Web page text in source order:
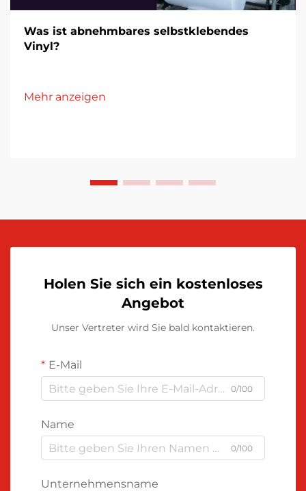
Was ist abnehmbares selbstklebendes
Vinyl?
Mehr anzeigen
Holen Sie sich ein kostenloses
Angebot
Unser Vertreter wird Sie bald kontaktieren.
E-Mail
0/100
Name
0/100
Unternehmensname